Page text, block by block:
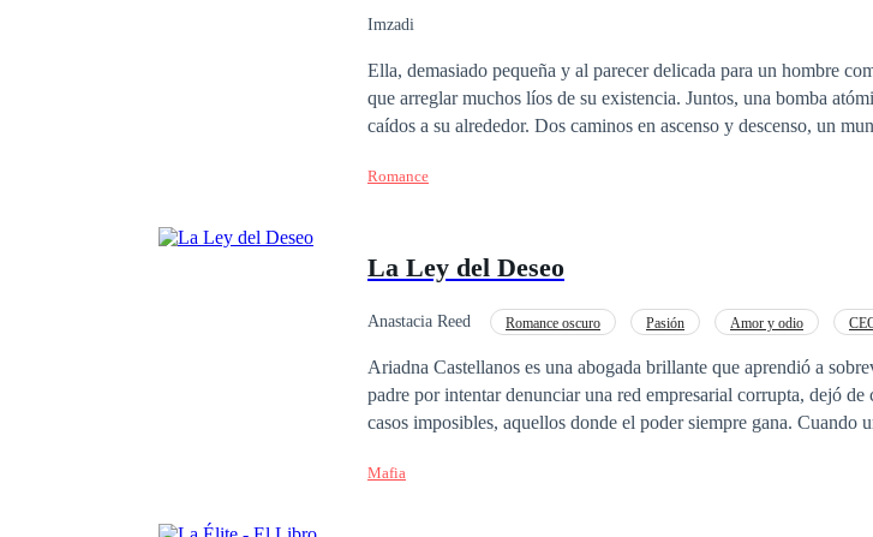
Imzadi
Ella, demasiado pequeña y al parecer delicada para un hombre
que arreglar muchos líos de su existencia. Juntos, una bomba
caídos a su alrededor. Dos caminos en ascenso y descenso, un
Romance
La Ley del Deseo
Anastacia Reed Romance oscuro Pasión Amor y odio
Ariadna Castellanos es una abogada brillante que aprendió a
padre por intentar denunciar una red empresarial corrupta, dejó
casos imposibles, aquellos donde el poder siempre gana. Cuando
nadie quiere tocar. Su camino se cruza entonces con Elías
Mafia